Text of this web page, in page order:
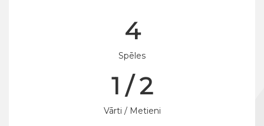
4
Spēles
1 / 2
Vārti / Metieni